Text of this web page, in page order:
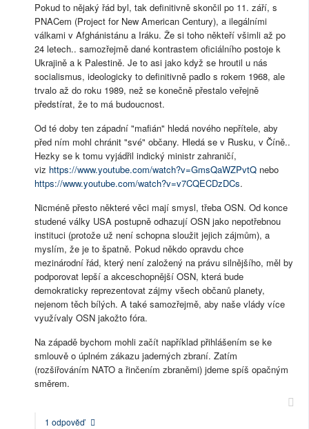
Pokud to nějaký řád byl, tak definitivně skončil po 11. září, s
PNACem (Project for New American Century), a ilegálními
válkami v Afghánistánu a Iráku. Že si toho někteří všimli až po
24 letech.. samozřejmě dané kontrastem oficiálního postoje k
Ukrajině a k Palestině. Je to asi jako když se hroutil u nás
socialismus, ideologicky to definitivně padlo s rokem 1968, ale
trvalo až do roku 1989, než se konečně přestalo veřejně
předstírat, že to má budoucnost.
Od té doby ten západní "mafián" hledá nového nepřítele, aby
před ním mohl chránit "své" občany. Hledá se v Rusku, v Číně..
Hezky se k tomu vyjádřil indický ministr zahraničí,
viz https://www.youtube.com/watch?v=GmsQaWZPvtQ nebo
https://www.youtube.com/watch?v=v7CQECDzDCs.
Nicméně přesto některé věci mají smysl, třeba OSN. Od konce
studené války USA postupně odhazují OSN jako nepotřebnou
instituci (protože už není schopna sloužit jejich zájmům), a
myslím, že je to špatně. Pokud někdo opravdu chce
mezinárodní řád, který není založený na právu silnějšího, měl by
podporovat lepší a akceschopnější OSN, která bude
demokraticky reprezentovat zájmy všech občanů planety,
nejenom těch bílých. A také samozřejmě, aby naše vlády více
využívaly OSN jakožto fóra.
Na západě bychom mohli začít například přihlášením se ke
smlouvě o úplném zákazu jaderných zbraní. Zatím
(rozšiřováním NATO a řinčením zbraněmi) jdeme spíš opačným
směrem.
1 odpověď